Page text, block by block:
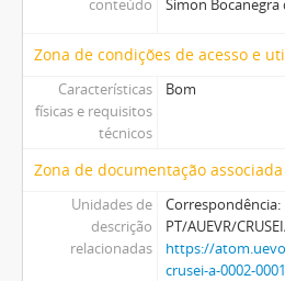
conteúdo
Simon Bocanegra
Zona de condições de acesso e
Características
físicas e requisitos
técnicos
Bom
Zona de documentação associada
Unidades de
descrição
relacionadas
Correspondência:
PT/AUEVR/
https://
crusei-a-0002-